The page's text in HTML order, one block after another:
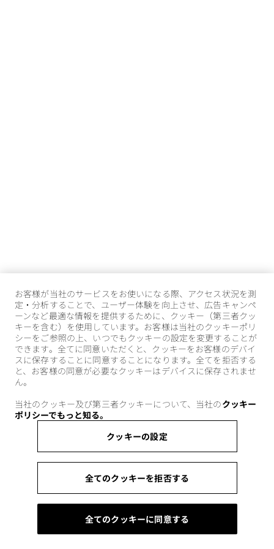
お客様が当社のサービスをお使いになる際、アクセス状況を測
定・分析することで、ユーザー体験を向上させ、広告キャンペ
ーンなど最適な情報を提供するために、クッキー（第三者クッ
キーを含む）を使用しています。お客様は当社のクッキーポリ
シーをご参照の上、いつでもクッキーの設定を変更することが
できます。全てに同意いただくと、クッキーをお客様のデバイ
スに保存することに同意することになります。全てを拒否する
と、お客様の同意が必要なクッキーはデバイスに保存されませ
ん。
当社のクッキー及び第三者クッキーについて、当社のクッキー
ポリシーでもっと知る。
クッキーの設定
全てのクッキーを拒否する
全てのクッキーに同意する